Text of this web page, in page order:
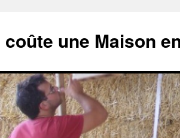
une Maison